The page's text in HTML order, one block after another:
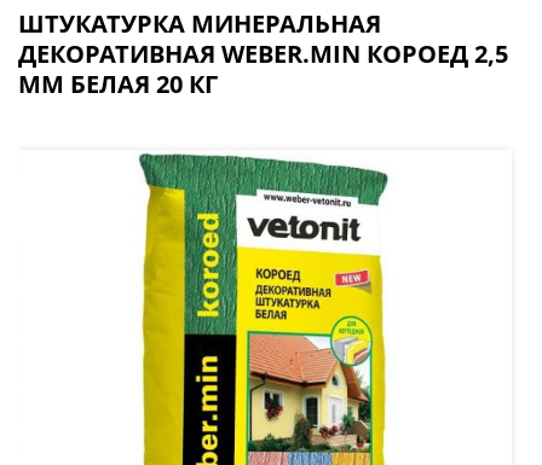
ШТУКАТУРКА МИНЕРАЛЬНАЯ
ДЕКОРАТИВНАЯ WEBER.MIN КОРОЕД 2,5
ММ БЕЛАЯ 20 КГ